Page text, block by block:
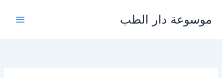
المحتوى
موسوعة دار الطب